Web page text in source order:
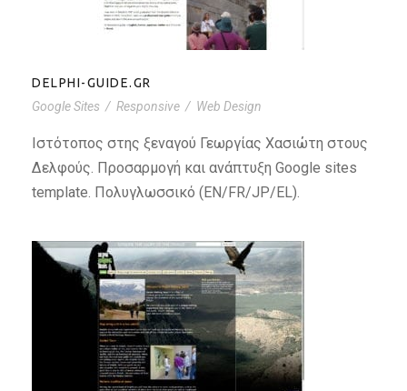
DELPHI-GUIDE.GR
Google Sites / Responsive / Web Design
Ιστότοπος στης ξεναγού Γεωργίας Χασιώτη στους
Δελφούς. Προσαρμογή και ανάπτυξη Google sites
template. Πολυγλωσσικό (EN/FR/JP/EL).
DELPHIWALKINGTOURS.COM